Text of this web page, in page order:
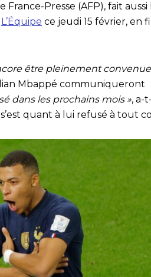
Presse (AFP), fait aussi
L’Équipe ce jeudi 15 février, en
être pleinement
Mbappé communiqueront
dans les prochains mois », a-
quant à lui refusé à tout